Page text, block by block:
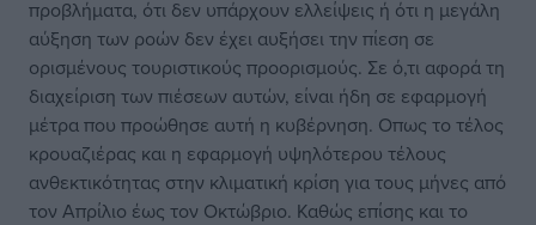
προβλήματα, ότι δεν υπάρχουν ελλείψεις ή ότι η μεγάλη
αύξηση των ροών δεν έχει αυξήσει την πίεση σε
ορισμένους τουριστικούς προορισμούς. Σε ό,τι αφορά τη
διαχείριση των πιέσεων αυτών, είναι ήδη σε εφαρμογή
μέτρα που προώθησε αυτή η κυβέρνηση. Οπως το τέλος
κρουαζιέρας και η εφαρμογή υψηλότερου τέλους
ανθεκτικότητας στην κλιματική κρίση για τους μήνες από
τον Απρίλιο έως τον Οκτώβριο. Καθώς επίσης και το